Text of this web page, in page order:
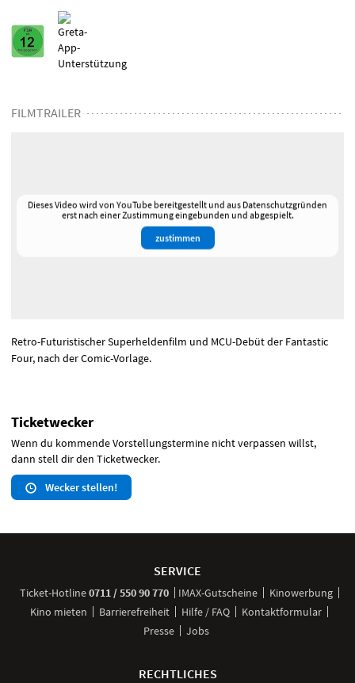
FILMTRAILER
Dieses Video wird von YouTube bereitgestellt und aus Datenschutzgründen
erst nach einer Zustimmung eingebunden und abgespielt.
zustimmen
Retro-Futuristischer Superheldenfilm und MCU-Debüt der Fantastic
Four, nach der Comic-Vorlage.
Ticketwecker
Wenn du kommende Vorstellungstermine nicht verpassen willst,
dann stell dir den Ticketwecker.
Wecker stellen!
SERVICE
Ticket-Hotline0711 / 550 90 770anrufen
IMAX-Gutscheine
Kinowerbung
Kino mieten
Barrierefreiheit Hilfe / FAQ
Kontaktformular
Presse
Jobs
RECHTLICHES